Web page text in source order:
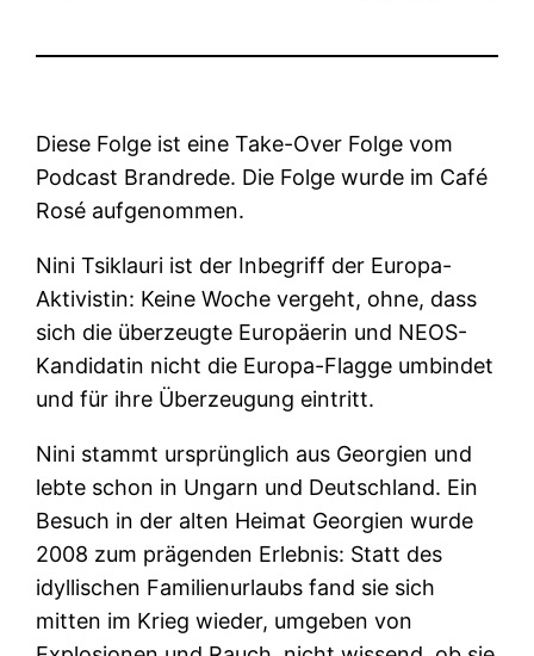
Diese Folge ist eine Take-Over Folge vom
Podcast Brandrede. Die Folge wurde im Café
Rosé aufgenommen.
Nini Tsiklauri ist der Inbegriff der Europa-
Aktivistin: Keine Woche vergeht, ohne, dass
sich die überzeugte Europäerin und NEOS-
Kandidatin nicht die Europa-Flagge umbindet
und für ihre Überzeugung eintritt.
Nini stammt ursprünglich aus Georgien und
lebte schon in Ungarn und Deutschland. Ein
Besuch in der alten Heimat Georgien wurde
2008 zum prägenden Erlebnis: Statt des
idyllischen Familienurlaubs fand sie sich
mitten im Krieg wieder, umgeben von